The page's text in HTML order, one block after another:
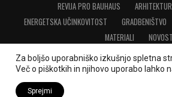
REVIJA PRO BAUHAUS
ENERGETSKA UČINKOVITOST
GRADBENIŠTVO
MATERIALI
© Pro Bauhaus 2020 | Vse pravice pridržane |
Za boljšo uporabniško izkušnjo spletna
Več o piškotkih in njihovo uporabo lahko
Sprejmi